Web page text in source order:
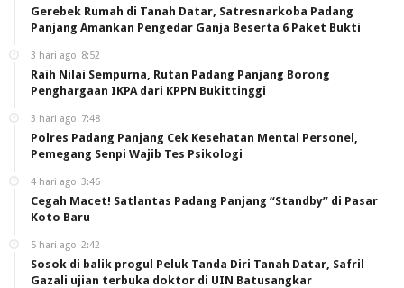
Gerebek Rumah di Tanah Datar, Satresnarkoba Padang
Panjang Amankan Pengedar Ganja Beserta 6 Paket Bukti
3 hari ago 8:52
Raih Nilai Sempurna, Rutan Padang Panjang Borong
Penghargaan IKPA dari KPPN Bukittinggi
3 hari ago 7:48
Polres Padang Panjang Cek Kesehatan Mental Personel,
Pemegang Senpi Wajib Tes Psikologi
4 hari ago 3:46
Cegah Macet! Satlantas Padang Panjang “Standby” di Pasar
Koto Baru
5 hari ago 2:42
Sosok di balik progul Peluk Tanda Diri Tanah Datar, Safril
Gazali ujian terbuka doktor di UIN Batusangkar